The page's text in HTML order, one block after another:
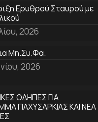
Ερυθρού Σταυρού με
2026
Μη.Συ.Φα.
2026
ΟΔΗΓΙΕΣ ΓΙΑ
ΠΑΧΥΣΑΡΚΙΑΣ ΚΑΙ ΝΕΑ